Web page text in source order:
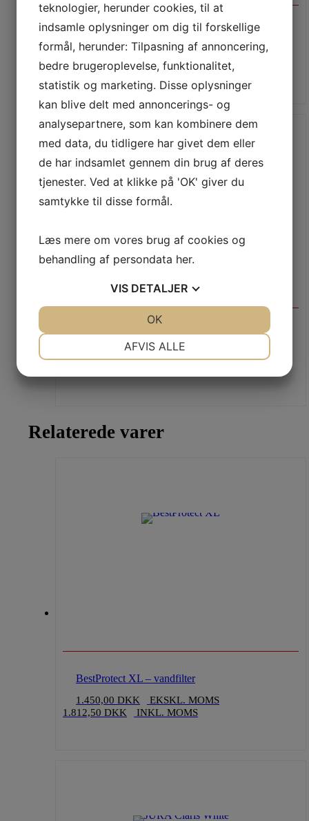
JURA Claris Blue+ filter – 3 stk. pakning
276,00DKK
EKSKL. MOMS
345,00DKK INKL. MOMS
JURA Claris Smart+ filter – 3 stk. pakning
279,20DKK
EKSKL. MOMS
Relaterede varer
BestProtect XL – vandfilter
1.450,00DKK
EKSKL. MOMS
1.812,50DKK INKL. MOMS
teknologier, herunder cookies, til at
indsamle oplysninger om dig til forskellige
formål, herunder: Tilpasning af annoncering,
bedre brugeroplevelse, funktionalitet,
statistik og marketing. Disse oplysninger
kan blive delt med annoncerings- og
analysepartnere, som kan kombinere dem
med data, du tidligere har givet dem eller
de har indsamlet gennem din brug af deres
tjenester. Ved at klikke på 'OK' giver du
samtykke til disse formål.
Læs mere om vores brug af cookies og
behandling af persondata her.
VIS DETALJER
AFVIS ALLE
OK